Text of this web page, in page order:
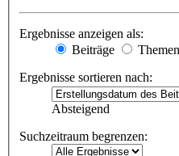
Ergebnisse anzeigen als:
Beiträge
Themen
Ergebnisse sortieren nach:
Absteigend
Suchzeitraum begrenzen: